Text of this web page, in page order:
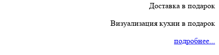
Доставка в подарок
Визуализация кухни в подарок
подробнее...